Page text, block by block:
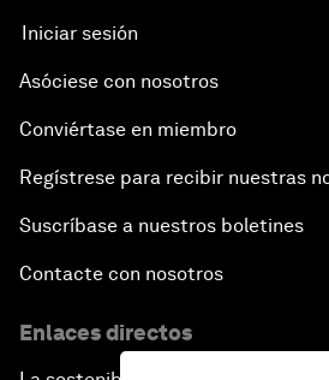
Iniciar sesión
Asóciese con nosotros
Conviértase en miembro
Regístrese para recibir nuestras
Suscríbase a nuestros boletines
Contacte con nosotros
Enlaces directos